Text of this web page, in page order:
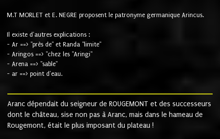
M.T MORLET et E. NEGRE proposent le patronyme germanique Arincus.
Il existe d'autres explications :
- Ar ==> "près de" et Randa "limite"
- Aringos ==> "chez les "Aringi"
- Arena ==> "sable"
- ar ==> point d'eau.
Aranc dépendait du seigneur de ROUGEMONT et des successeurs
dont le château, sise non pas à Aranc, mais dans le hameau de
Rougemont, était le plus imposant du plateau !